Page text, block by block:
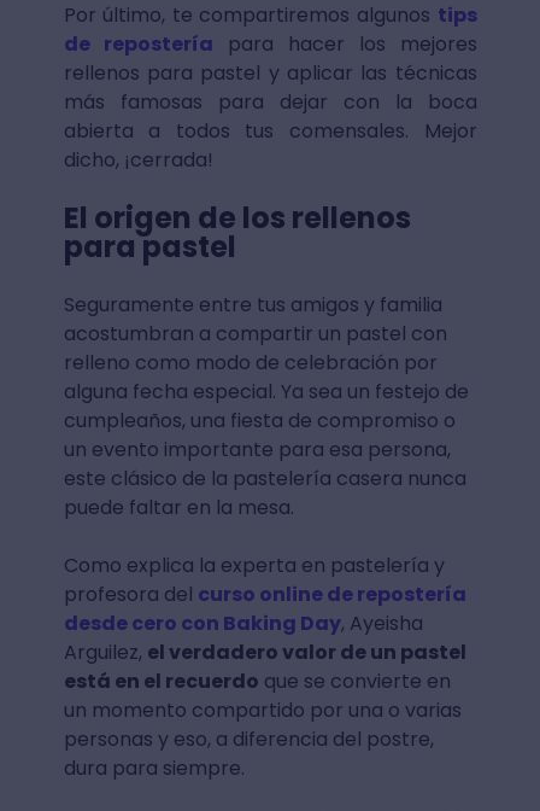
Por último, te compartiremos algunos tips
de repostería para hacer los mejores
rellenos para pastel y aplicar las técnicas
más famosas para dejar con la boca
abierta a todos tus comensales. Mejor
dicho, ¡cerrada!
El origen de los rellenos
para pastel
Seguramente entre tus amigos y familia
acostumbran a compartir un pastel con
relleno como modo de celebración por
alguna fecha especial. Ya sea un festejo de
cumpleaños, una fiesta de compromiso o
un evento importante para esa persona,
este clásico de la pastelería casera nunca
puede faltar en la mesa.
Como explica la experta en pastelería y
profesora del curso online de repostería
desde cero con Baking Day, Ayeisha
Arguilez, el verdadero valor de un pastel
está en el recuerdo que se convierte en
un momento compartido por una o varias
personas y eso, a diferencia del postre,
dura para siempre.